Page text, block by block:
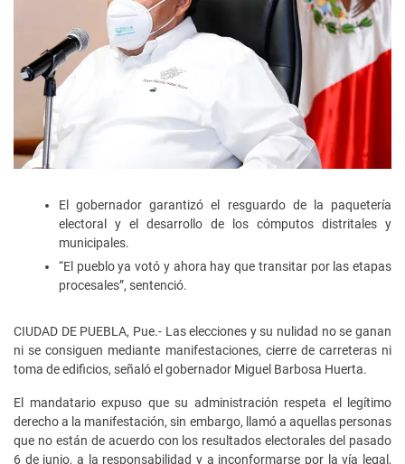
El gobernador garantizó el resguardo de la paquetería
electoral y el desarrollo de los cómputos distritales y
municipales.
“El pueblo ya votó y ahora hay que transitar por las etapas
procesales”, sentenció.
CIUDAD DE PUEBLA, Pue.- Las elecciones y su nulidad no se ganan
ni se consiguen mediante manifestaciones, cierre de carreteras ni
toma de edificios, señaló el gobernador Miguel Barbosa Huerta.
El mandatario expuso que su administración respeta el legítimo
derecho a la manifestación, sin embargo, llamó a aquellas personas
que no están de acuerdo con los resultados electorales del pasado
6 de junio, a la responsabilidad y a inconformarse por la vía legal,